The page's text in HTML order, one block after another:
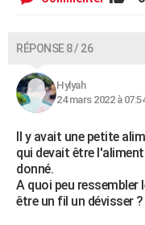
RÉPONSE 8 / 26
Hylyah
24 mars 2022 à
Il y avait une petite
qui devait être
donné.
A quoi peu ressembler
être un fil un dévisser ?